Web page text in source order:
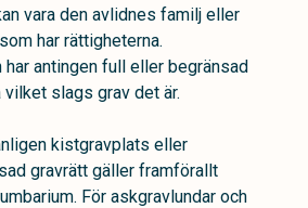
vara den avlidnes familj eller
har rättigheterna.
har antingen full eller begränsad
slags grav det är.
kistgravplats eller
gravrätt gäller framförallt
För askgravlundar och